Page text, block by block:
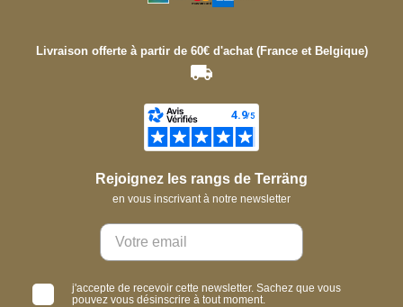
Livraison offerte à partir de 60€ d'achat (France et Belgique)
Rejoignez les rangs de Terräng
en vous inscrivant à notre newsletter
j'accepte de recevoir cette newsletter. Sachez que vous
pouvez vous désinscrire à tout moment.